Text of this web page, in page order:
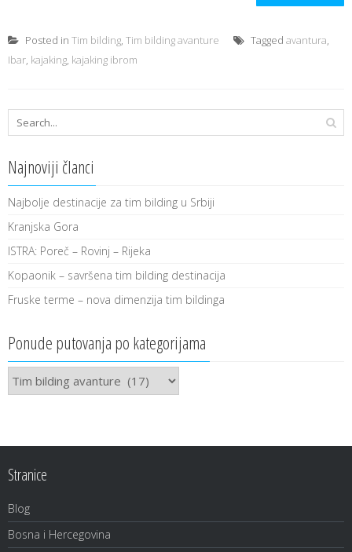
Posted in Tim bilding, Tim bilding avanture Tagged avantura,
Ibar, kajaking, kajaking ibrom
Najnoviji članci
Najbolje destinacije za tim bilding u Srbiji
Kranjska Gora
ISTRA: Poreč – Rovinj – Rijeka
Kopaonik – savršena tim bilding destinacija
Fruske terme – nova dimenzija tim bildinga
Ponude putovanja po kategorijama
Ponude
putovanja
Stranice
Blog
Bosna i Hercegovina